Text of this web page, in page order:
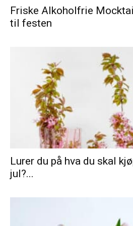
Friske Alkoholfrie
til festen
Lurer du på hva du skal
jul?...